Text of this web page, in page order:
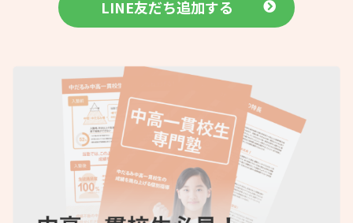
LINE友だち追加する